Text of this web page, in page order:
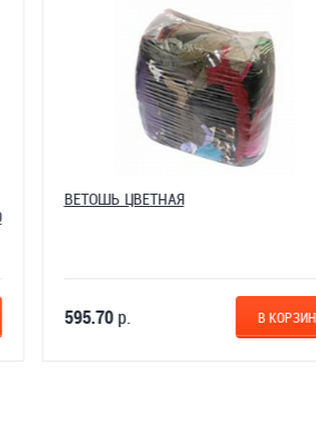
АНТИСТАТИЧЕСКИЕ
РАЗМЕР 80 Х 90
В КОРЗИНУ 595.70р.